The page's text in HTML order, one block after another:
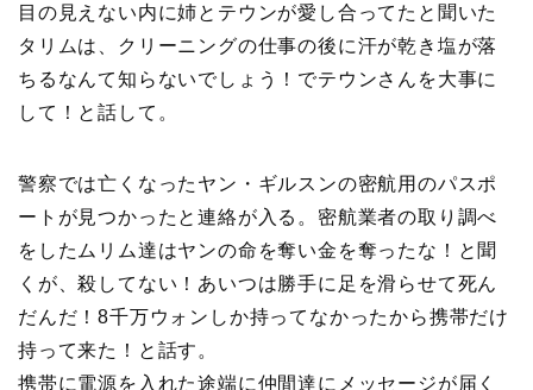
目の見えない内に姉とテウンが愛し合ってたと聞いた
タリムは、クリーニングの仕事の後に汗が乾き塩が落
ちるなんて知らないでしょう！でテウンさんを大事に
して！と話して。
警察では亡くなったヤン・ギルスンの密航用のパスポ
ートが見つかったと連絡が入る。密航業者の取り調べ
をしたムリム達はヤンの命を奪い金を奪ったな！と聞
くが、殺してない！あいつは勝手に足を滑らせて死ん
だんだ！8千万ウォンしか持ってなかったから携帯だけ
持って来た！と話す。
携帯に電源を入れた途端に仲間達にメッセージが届く